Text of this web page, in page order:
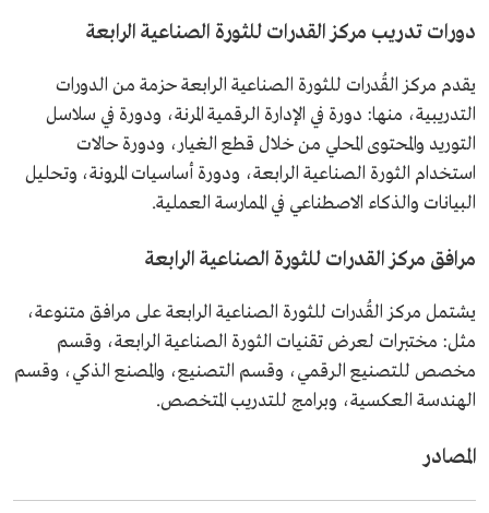
دورات تدريب مركز القدرات للثورة الصناعية الرابعة
يقدم مركز القُدرات للثورة الصناعية الرابعة حزمة من الدورات
التدريبية، منها: دورة في الإدارة الرقمية المرنة، ودورة في سلاسل
التوريد والمحتوى المحلي من خلال قطع الغيار، ودورة حالات
استخدام الثورة الصناعية الرابعة، ودورة أساسيات المرونة، وتحليل
البيانات والذكاء الاصطناعي في الممارسة العملية.
مرافق مركز القدرات للثورة الصناعية الرابعة
يشتمل مركز القُدرات للثورة الصناعية الرابعة على مرافق متنوعة،
مثل: مختبرات لعرض تقنيات الثورة الصناعية الرابعة، وقسم
مخصص للتصنيع الرقمي، وقسم التصنيع، والمصنع الذكي، وقسم
الهندسة العكسية، وبرامج للتدريب المتخصص.
المصادر